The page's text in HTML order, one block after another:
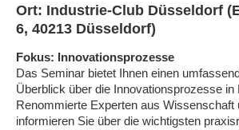
Ort: Industrie-Club Düsseldorf
6, 40213 Düsseldorf)
Fokus: Innovationsprozesse
Das Seminar bietet Ihnen einen
Überblick über die Innovationsprozesse in
Renommierte Experten aus Wissenschaft
informieren Sie über die wichtigsten